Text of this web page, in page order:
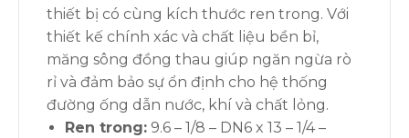
thiết bị có cùng kích thước ren trong. Với
thiết kế chính xác và chất liệu bền bỉ,
măng sông đồng thau giúp ngăn ngừa rò
rỉ và đảm bảo sự ổn định cho hệ thống
đường ống dẫn nước, khí và chất lỏng.
Ren trong: 9.6 – 1/8 – DN6 x 13 – 1/4 –